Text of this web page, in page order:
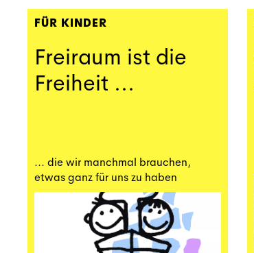
FÜR KINDER
Freiraum ist die
Freiheit ...
... die wir manchmal brauchen,
etwas ganz für uns zu haben